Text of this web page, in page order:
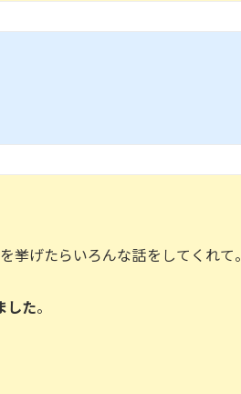
挙げたらいろんな話をしてくれて。
した。